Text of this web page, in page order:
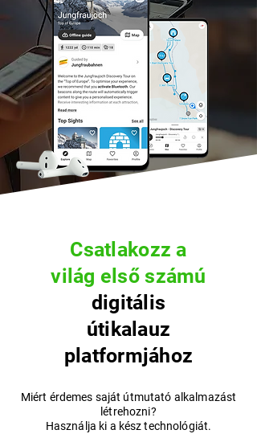
Csatlakozz a
világ első számú
digitális
útikalauz
platformjához
Miért érdemes saját útmutató alkalmazást
létrehozni?
Használja ki a kész technológiát.